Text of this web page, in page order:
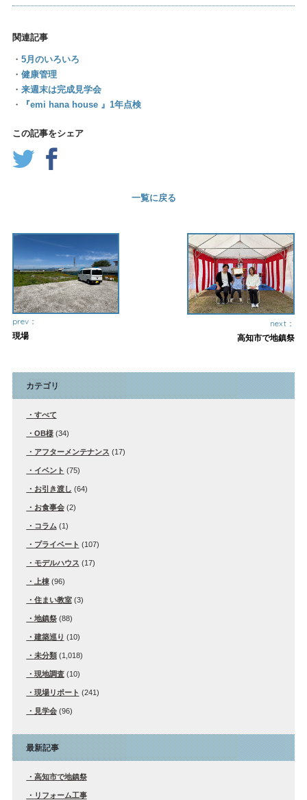
関連記事
・ 5月のいろいろ
・ 健康管理
・ 来週末は完成見学会
・
『emi hana house 』1年点検
この記事をシェア
一覧に戻る
prev：
現場
next：
高知市で地鎮祭
カテゴリ
すべて
OB様(34)
アフターメンテナンス (17)
イベント (75)
お引き渡し (64)
お食事会(2)
コラム (1)
プライベート (107)
モデルハウス (17)
上棟(96)
住まい教室(3)
地鎮祭(88)
建築巡り (10)
未分類(1,018)
現地調査(10)
現場リポート (241)
見学会(96)
最新記事
高知市で地鎮祭
リフォーム工事